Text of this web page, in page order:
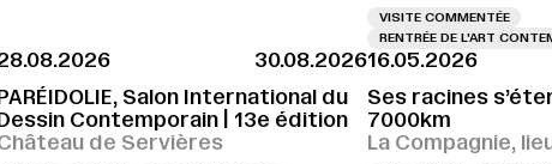
VISITE COMMENTÉE
RENTRÉE DE L'ART
30.08.2026
Salon International du
Contemporain | 13e édition
de Servières
16.05.2026
Ses racines
7000km
La Compagnie,